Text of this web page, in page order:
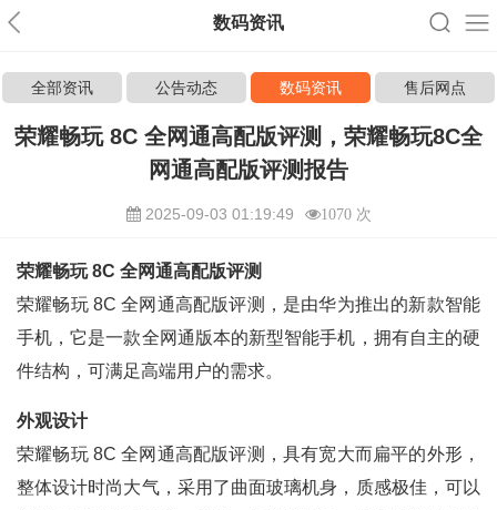
数码资讯
全部资讯 公告动态 数码资讯 售后网点
荣耀畅玩 8C 全网通高配版评测，荣耀畅玩8C全
网通高配版评测报告
2025-09-03 01:19:49 1070 次
荣耀畅玩 8C 全网通高配版评测
荣耀畅玩 8C 全网通高配版评测，是由华为推出的新款智能
手机，它是一款全网通版本的新型智能手机，拥有自主的硬
件结构，可满足高端用户的需求。
外观设计
荣耀畅玩 8C 全网通高配版评测，具有宽大而扁平的外形，
整体设计时尚大气，采用了曲面玻璃机身，质感极佳，可以